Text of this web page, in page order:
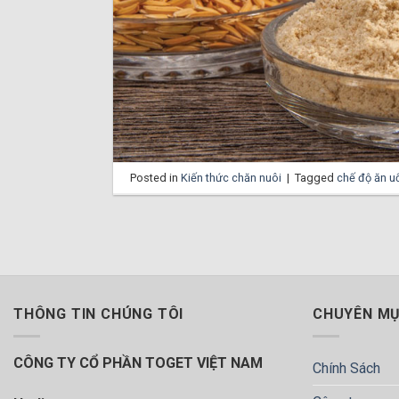
Posted inKiến thức chăn nuôi | Taggedchế độ ăn
THÔNG TIN CHÚNG TÔI
CÔNG TY CỔ PHẦN TOGET VIỆT NAM
CHUYÊN
Chính Sách